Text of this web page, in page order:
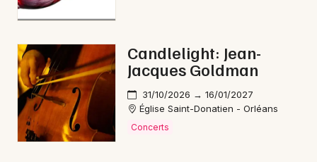
Candlelight: Jean-
Jacques Goldman
31/10/2026 → 16/01/2027
Église Saint-Donatien - Orléans
Concerts